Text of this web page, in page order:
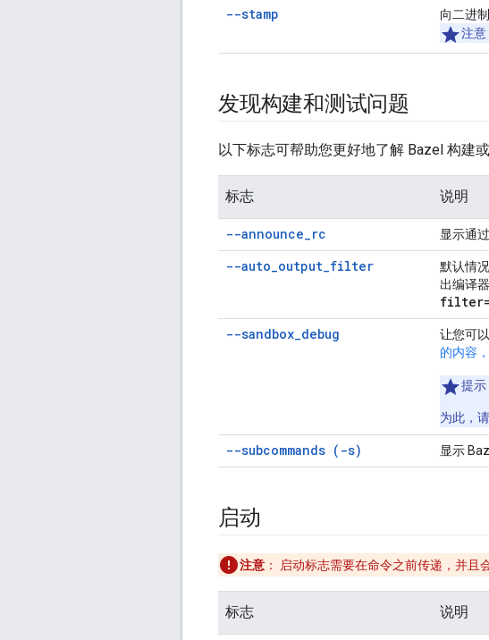
--stamp
向二进
注意
发现构建和测试问题
以下标志可帮助您更好地了解 Bazel 构建或
标志 说明
--announce_rc 显示通
--auto_output_filter
默认情
出编译
filter=
--sandbox_debug 让您可
的内容
提示
为此，
--subcommands (-s) 显示
启动
注意 ： 启动标志需要在命令之前传递，并且
标志 说明